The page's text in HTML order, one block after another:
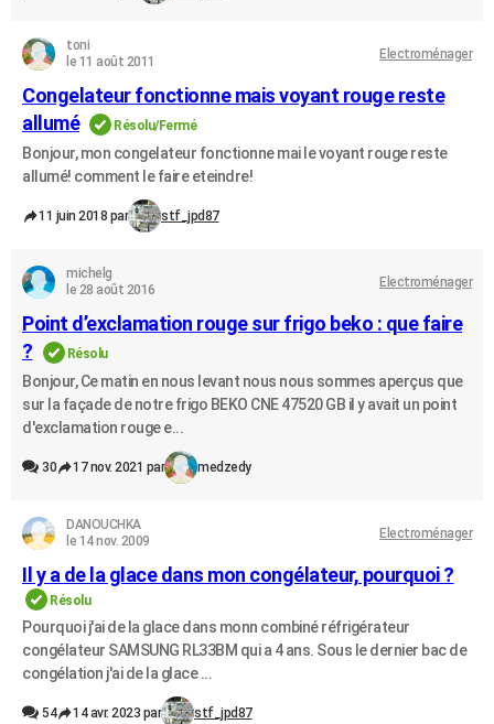
toni
le 11 août 2011
Electroménager
Congelateur fonctionne mais voyant rouge reste
allumé
Résolu/Fermé
Bonjour, mon congelateur fonctionne mai le voyant rouge reste
allumé! comment le faire eteindre!
11 juin 2018 par stf_jpd87
michelg
le 28 août 2016
Electroménager
Point d’exclamation rouge sur frigo beko : que faire
?
Résolu
Bonjour, Ce matin en nous levant nous nous sommes aperçus que
sur la façade de notre frigo BEKO CNE 47520 GB il y avait un point
d'exclamation rouge e...
30 17 nov. 2021 par medzedy
DANOUCHKA
le 14 nov. 2009
Electroménager
Il y a de la glace dans mon congélateur, pourquoi ?
Résolu
Pourquoi j'ai de la glace dans monn combiné réfrigérateur
congélateur SAMSUNG RL33BM qui a 4 ans. Sous le dernier bac de
congélation j'ai de la glace ...
54 14 avr. 2023 par stf_jpd87